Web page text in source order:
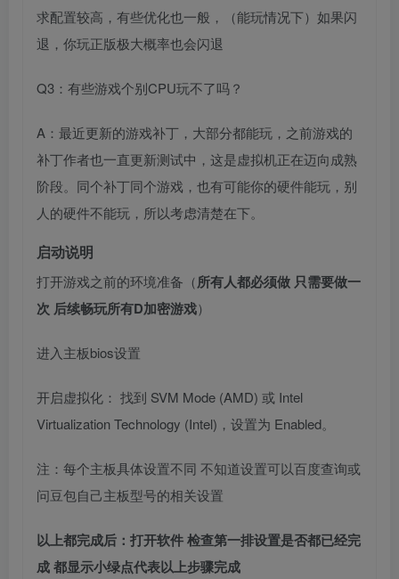
求配置较高，有些优化也一般，（能玩情况下）如果闪
退，你玩正版极大概率也会闪退
Q3：有些游戏个别CPU玩不了吗？
A：最近更新的游戏补丁，大部分都能玩，之前游戏的
补丁作者也一直更新测试中，这是虚拟机正在迈向成熟
阶段。同个补丁同个游戏，也有可能你的硬件能玩，别
人的硬件不能玩，所以考虑清楚在下。
启动说明
打开游戏之前的环境准备（所有人都必须做 只需要做一
次 后续畅玩所有D加密游戏）
进入主板bios设置
开启虚拟化： 找到 SVM Mode (AMD) 或 Intel
Virtualization Technology (Intel)，设置为 Enabled。
注：每个主板具体设置不同 不知道设置可以百度查询或
问豆包自己主板型号的相关设置
以上都完成后：打开软件 检查第一排设置是否都已经完
成 都显示小绿点代表以上步骤完成